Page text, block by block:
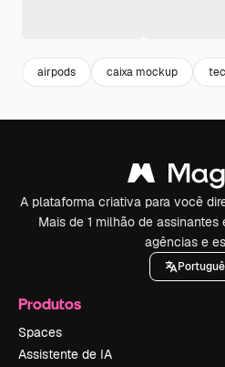
airpods caixa mockup
A plataforma criativa para você
Mais de 1 milhão de
agências e
Produtos
Spaces
Assistente de IA